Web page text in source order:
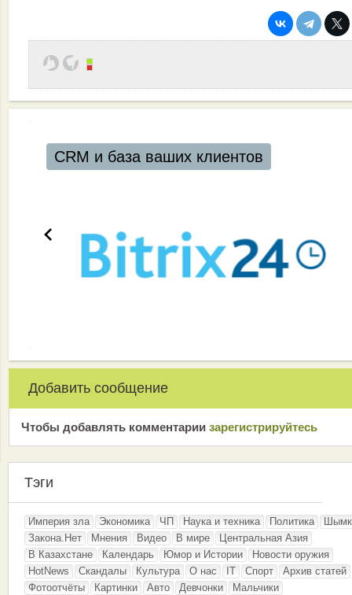
CRM и база ваших клиентов
Добавить сообщение
Чтобы добавлять комментарии зарeгиcтрирyйтeсь
Тэги
Империя зла Экономика ЧП Наука и техника Политика
Закона.Нет
Мнения Видео В мире
Центральная Азия
В Казахстане
Календарь Юмор и Истории
Новости оружия
HotNews
Скандалы Культура О нас IT Спорт
Архив статей
Фотоотчёты
Картинки Авто Девчонки
Мальчики